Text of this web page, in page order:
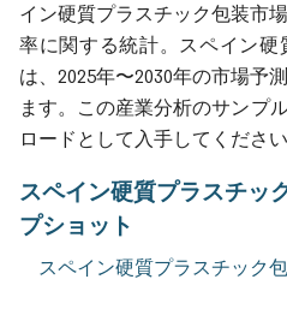
イン硬質プラスチック包装市
率に関する統計。スペイン
は、2025年〜2030年の市場予
ます。この産業分析のサンプ
ロードとして入手してください
スペイン硬質プラスチッ
プショット
スペイン硬質プラスチック